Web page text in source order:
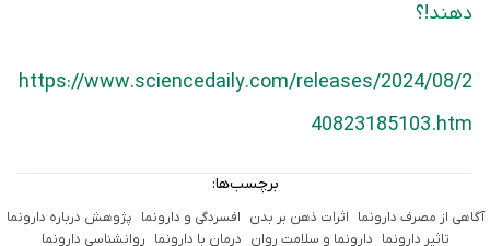
دهند!؟
https://www.sciencedaily.com/releases/2024/08/2
40823185103.htm
برچسب‌ها:
آگاهی از مصرف دارونما اثرات ذهن بر بدن افسردگی و دارونما
پژوهش درباره دارونما
تاثیر دارونما
دارونما و سلامت روان درمان با دارونما
روانشناسی دارونما